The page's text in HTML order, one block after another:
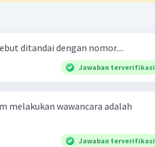
ditandai dengan nomor....
Jawaban terverifikasi
melakukan wawancara adalah
Jawaban terverifikasi